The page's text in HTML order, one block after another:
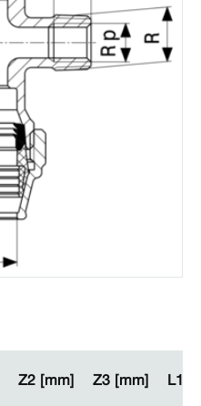
Z2 [mm] Z3 [mm] L1
Z2 [mm] Z3 [mm] L1